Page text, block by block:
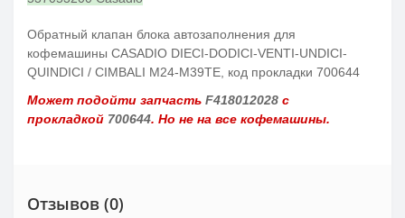
Обратный клапан блока автозаполнения для
кофемашины CASADIO DIECI-DODICI-VENTI-UNDICI-
QUINDICI / CIMBALI M24-M39TE, код прокладки 700644
Может подойти запчасть F418012028 с
прокладкой 700644. Но не на все кофемашины.
Отзывов (0)